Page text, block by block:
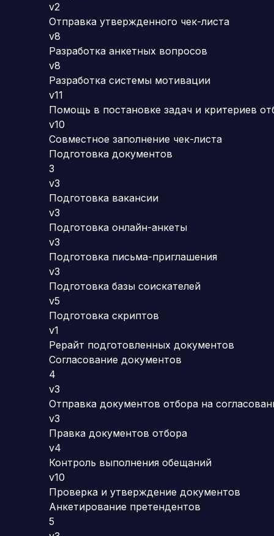
v2
Отправка утвержденного чек-листа
v8
Разработка анкетных вопросов
v8
Разработка системы мотивации
v11
Помощь в постановке задач и критериев
v10
Совместное заполнение чек-листа
Подготовка документов
3
v3
Подготовка вакансии
v3
Подготовка онлайн-анкеты
v3
Подготовка письма-приглашения
v3
Подготовка базы соискателей
v5
Подготовка скриптов
v1
Рерайт подготовленных документов
Согласование документов
4
v3
Отправка документов отбора на
v3
Правка документов отбора
v4
Контроль выполнения обещаний
v10
Проверка и утверждение документов
Анкетирование претендентов
5